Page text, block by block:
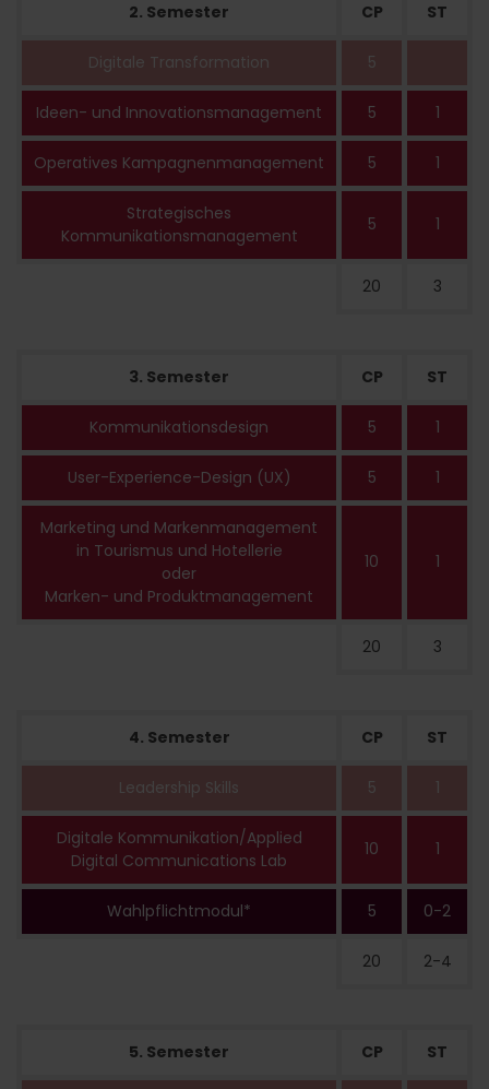
2. Semester CP ST
Digitale Transformation 5
Ideen- und Innovationsmanagement 5 1
Operatives Kampagnenmanagement 5 1
Strategisches
Kommunikationsmanagement
5 1
20 3
3. Semester CP ST
Kommunikationsdesign 5 1
User-Experience-Design (UX) 5 1
Marketing und Markenmanagement
in Tourismus und Hotellerie
oder
Marken- und Produktmanagement
10 1
20 3
4. Semester CP ST
Leadership Skills 5 1
Digitale Kommunikation/Applied
Digital Communications Lab
10 1
Wahlpflichtmodul* 5 0-2
20 2-4
5. Semester CP ST